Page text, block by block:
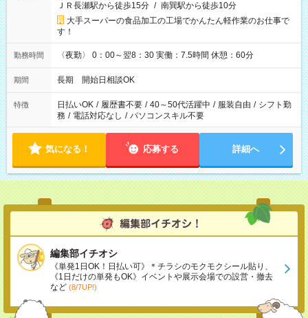
ＪＲ長瀬駅から徒歩15分 / 南巽駅から徒歩10分
大手スーパーの食品加工の工場でかんたん軽作業のお仕事で
す！
勤務時間 〈夜勤〉 0：00～翌8：30 実働：7.5時間 休憩：60分
期間 長期 開始日相談OK
特徴 日払いOK / 履歴書不要 / 40～50代活躍中 / 服装自由 / シフト勤
務 / 電話対応なし / パソコンスキル不要
気になる！ 応募する 詳細へ
編集部イチオシ
《単発1日OK！日払い可》＊チラシのモクモクシール貼り、
《1日だけの単発もOK》イベントや展示会場での設営・撤去
など (8/7UP!)